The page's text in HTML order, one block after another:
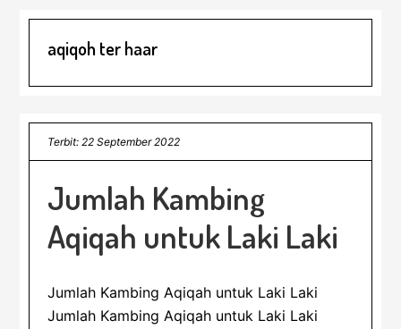
aqiqoh ter haar
Terbit: 22 September 2022
Jumlah Kambing
Aqiqah untuk Laki Laki
Jumlah Kambing Aqiqah untuk Laki Laki
Jumlah Kambing Aqiqah untuk Laki Laki